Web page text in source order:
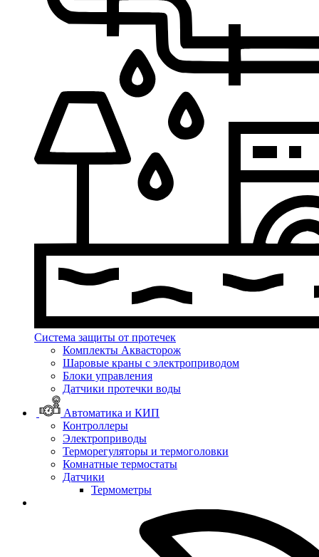
Система защиты от протечек
Комплекты Аквасторож
Шаровые краны с электроприводом
Блоки управления
Датчики протечки воды
Автоматика и КИП
Контроллеры
Электроприводы
Терморегуляторы и термоголовки
Комнатные термостаты
Датчики
Термометры